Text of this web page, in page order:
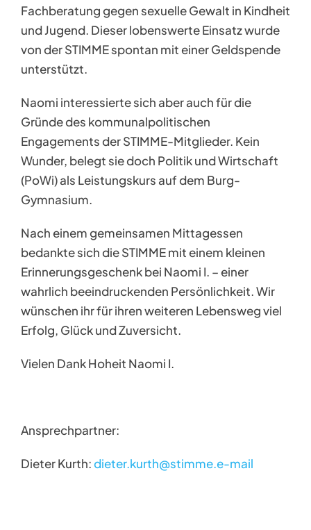
Fachberatung gegen sexuelle Gewalt in Kindheit
und Jugend. Dieser lobenswerte Einsatz wurde
von der STIMME spontan mit einer Geldspende
unterstützt.
Naomi interessierte sich aber auch für die
Gründe des kommunalpolitischen
Engagements der STIMME-Mitglieder. Kein
Wunder, belegt sie doch Politik und Wirtschaft
(PoWi) als Leistungskurs auf dem Burg-
Gymnasium.
Nach einem gemeinsamen Mittagessen
bedankte sich die STIMME mit einem kleinen
Erinnerungsgeschenk bei Naomi I. – einer
wahrlich beeindruckenden Persönlichkeit. Wir
wünschen ihr für ihren weiteren Lebensweg viel
Erfolg, Glück und Zuversicht.
Vielen Dank Hoheit Naomi I.
Ansprechpartner:
Dieter Kurth:dieter.kurth@stimme.e-mail